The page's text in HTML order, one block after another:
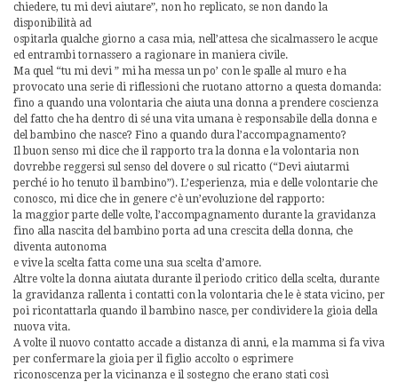
chiedere, tu mi devi aiutare”, non ho replicato, se non dando la
disponibilità ad
ospitarla qualche giorno a casa mia, nell’attesa che sicalmassero le acque
ed entrambi tornassero a ragionare in maniera civile.
Ma quel “tu mi devi ” mi ha messa un po’ con le spalle al muro e ha
provocato una serie di riflessioni che ruotano attorno a questa domanda:
fino a quando una volontaria che aiuta una donna a prendere coscienza
del fatto che ha dentro di sé una vita umana è responsabile della donna e
del bambino che nasce? Fino a quando dura l’accompagnamento?
Il buon senso mi dice che il rapporto tra la donna e la volontaria non
dovrebbe reggersi sul senso del dovere o sul ricatto (“Devi aiutarmi
perché io ho tenuto il bambino”). L’esperienza, mia e delle volontarie che
conosco, mi dice che in genere c’è un’evoluzione del rapporto:
la maggior parte delle volte, l’accompagnamento durante la gravidanza
fino alla nascita del bambino porta ad una crescita della donna, che
diventa autonoma
e vive la scelta fatta come una sua scelta d’amore.
Altre volte la donna aiutata durante il periodo critico della scelta, durante
la gravidanza rallenta i contatti con la volontaria che le è stata vicino, per
poi ricontattarla quando il bambino nasce, per condividere la gioia della
nuova vita.
A volte il nuovo contatto accade a distanza di anni, e la mamma si fa viva
per confermare la gioia per il figlio accolto o esprimere
riconoscenza per la vicinanza e il sostegno che erano stati così